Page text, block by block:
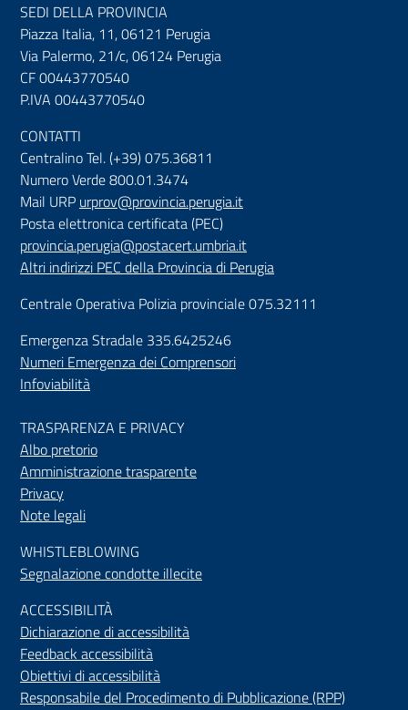
SEDI DELLA PROVINCIA
Piazza Italia, 11, 06121 Perugia
Via Palermo, 21/c, 06124 Perugia
CF 00443770540
P.IVA 00443770540
CONTATTI
Centralino Tel. (+39) 075.36811
Numero Verde 800.01.3474
Mail URP urprov@provincia.perugia.it
Posta elettronica certificata (PEC)
provincia.perugia@postacert.umbria.it
Altri indirizzi PEC della Provincia di Perugia
Centrale Operativa Polizia provinciale 075.32111
Emergenza Stradale 335.6425246
Numeri Emergenza dei Comprensori
Infoviabilità
TRASPARENZA E PRIVACY
Albo pretorio
Amministrazione trasparente
Privacy
Note legali
WHISTLEBLOWING
Segnalazione condotte illecite
ACCESSIBILITÀ
Dichiarazione di accessibilità
Feedback accessibilità
Obiettivi di accessibilità
Responsabile del Procedimento di Pubblicazione (RPP)